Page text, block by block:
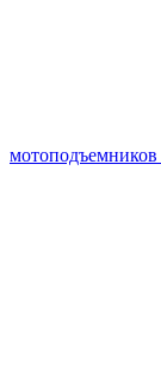
мотоподъемников